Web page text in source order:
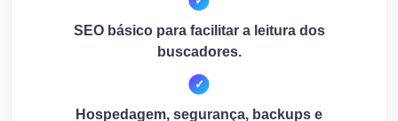
SEO básico para facilitar a leitura dos
buscadores.
Hospedagem, segurança, backups e